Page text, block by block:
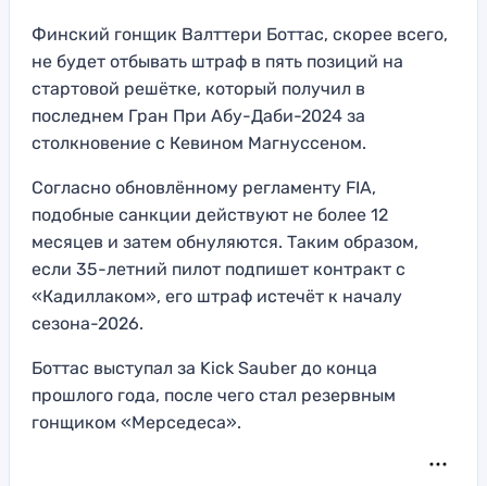
Финский гонщик Валттери Боттас, скорее всего,
не будет отбывать штраф в пять позиций на
стартовой решётке, который получил в
последнем Гран При Абу-Даби-2024 за
столкновение с Кевином Магнуссеном.
Согласно обновлённому регламенту FIA,
подобные санкции действуют не более 12
месяцев и затем обнуляются. Таким образом,
если 35-летний пилот подпишет контракт с
«Кадиллаком», его штраф истечёт к началу
сезона-2026.
Боттас выступал за Kick Sauber до конца
прошлого года, после чего стал резервным
гонщиком «Мерседеса».